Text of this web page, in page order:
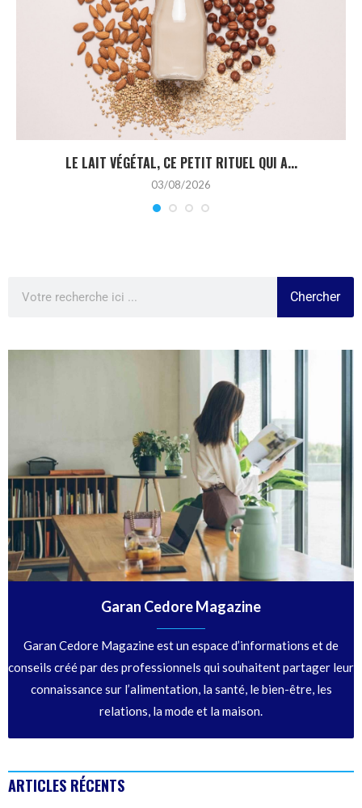
LE LAIT VÉGÉTAL, CE PETIT RITUEL QUI A...
03/08/2026
Chercher
Garan Cedore Magazine
Garan Cedore Magazine est un espace d’informations et de
conseils créé par des professionnels qui souhaitent partager leur
connaissance sur l’alimentation, la santé, le bien-être, les
relations, la mode et la maison.
ARTICLES RÉCENTS